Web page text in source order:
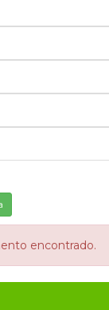
encontrado.